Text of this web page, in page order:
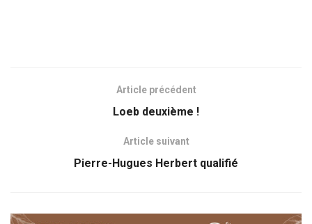
Article précédent
Loeb deuxième !
Article suivant
Pierre-Hugues Herbert qualifié